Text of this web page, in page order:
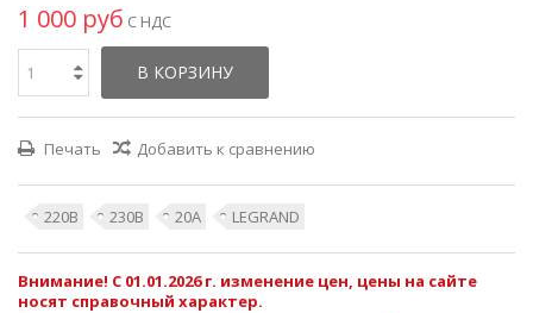
1 000 руб С НДС
В КОРЗИНУ
Печать Добавить к сравнению
220В 230В 20А LEGRAND
Внимание! С 01.01.2026 г. изменение цен, цены на сайте
носят справочный характер.